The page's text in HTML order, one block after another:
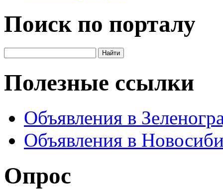
Поиск по порталу
Полезные ссылки
Объявления в
Объявления в
Опрос